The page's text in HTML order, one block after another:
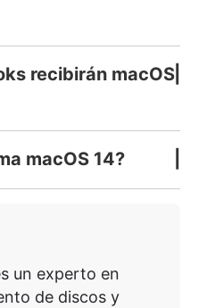
recibirán macOS
macOS 14?
un experto en
de discos y